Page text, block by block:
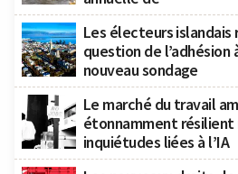
Les électeurs
question de l’adhésion
nouveau sondage
Le marché du travail
étonnamment résilient
inquiétudes liées à l’IA